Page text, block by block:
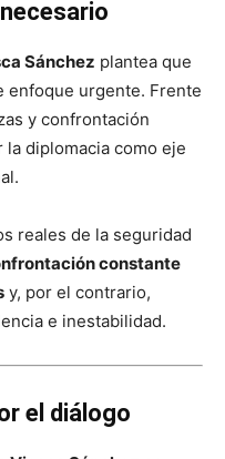
Sánchez plantea que
enfoque urgente. Frente
y confrontación
diplomacia como eje
reales de la seguridad
constante
y, por el contrario,
e inestabilidad.
el diálogo